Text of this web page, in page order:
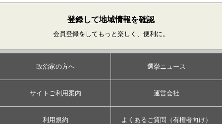
登録して地域情報を確認
会員登録をしてもっと楽しく、便利に。
政治家の方へ 選挙ニュース
サイトご利用案内 運営会社
利用規約 よくあるご質問（有権者向け）